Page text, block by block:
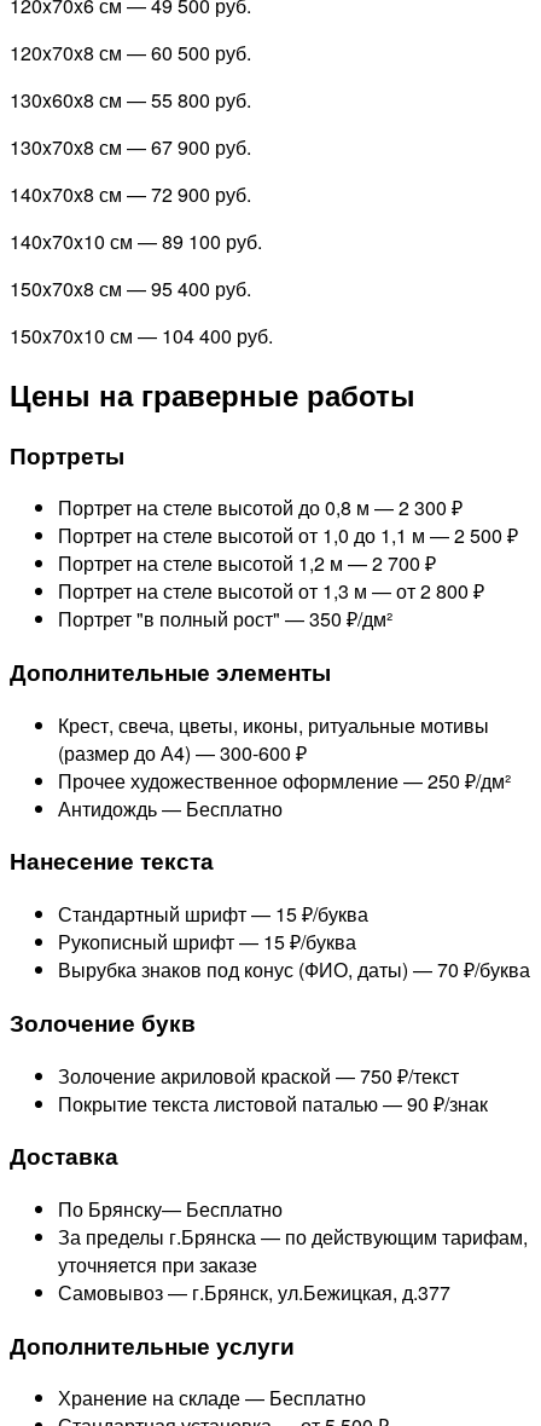
120x70x8 см —60 500 руб.
130x60x8 см —55 800 руб.
130x70x8 см —67 900 руб.
140x70x8 см —72 900 руб.
140x70x10 см —89 100 руб.
150x70x8 см —95 400 руб.
150x70x10 см — 104 400 руб.
Цены на граверные работы
Портреты
Портрет на стеле высотой до 0,8 м —2 300 ₽
Портрет на стеле высотой от 1,0 до 1,1 м —2 500 ₽
Портрет на стеле высотой 1,2 м —2 700 ₽
Портрет на стеле высотой от 1,3 м —от 2 800 ₽
Портрет "в полный рост" —350 ₽/дм²
Дополнительные элементы
Крест, свеча, цветы, иконы, ритуальные мотивы
(размер до А4) —300-600 ₽
Прочее художественное оформление —250 ₽/дм²
Антидождь — Бесплатно
Нанесение текста
Стандартный шрифт — 15 ₽/буква
Рукописный шрифт — 15 ₽/буква
Вырубка знаков под конус (ФИО, даты) —70 ₽/буква
Золочение букв
Золочение акриловой краской —750 ₽/текст
Покрытие текста листовой паталью —90 ₽/знак
Доставка
По Брянску— Бесплатно
За пределы г.Брянска — по действующим тарифам,
уточняется при заказе
Самовывоз — г.Брянск, ул.Бежицкая, д.377
Дополнительные услуги
Хранение на складе — Бесплатно